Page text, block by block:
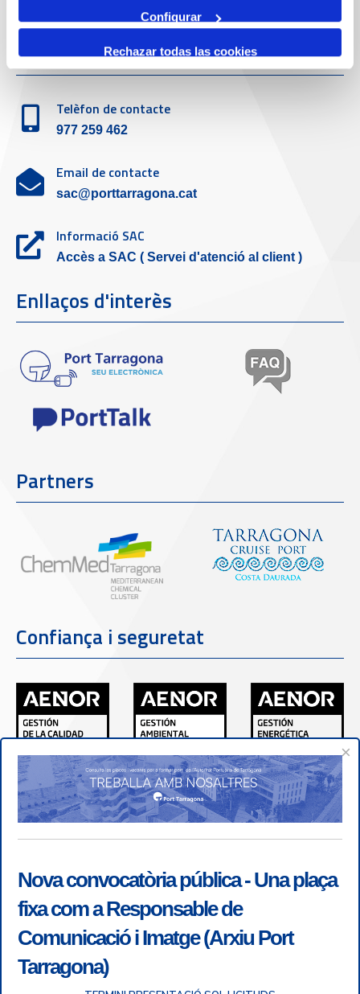
Configurar
Rechazar todas las cookies
(+34) 900 229 900
Servei d'atenció al client
Telèfon de contacte
977 259 462
Email de contacte
sac@porttarragona.cat
Informació SAC
Accès a SAC ( Servei d'atenció al client )
Enllaços d'interès
Partners
Confiança i seguretat
×
Nova convocatòria pública - Una plaça
fixa com a Responsable de
Comunicació i Imatge (Arxiu Port
Tarragona)